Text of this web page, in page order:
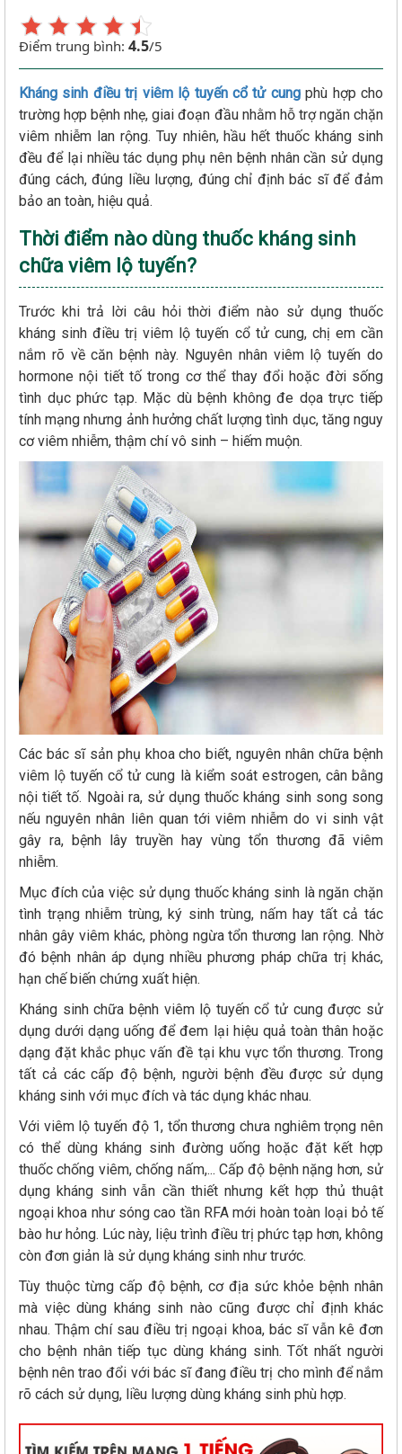
Điểm trung bình: 4.5/5
Kháng sinh điều trị viêm lộ tuyến cổ tử cungphù hợp cho
trường hợp bệnh nhẹ, giai đoạn đầu nhằm hỗ trợ ngăn chặn
viêm nhiễm lan rộng. Tuy nhiên, hầu hết thuốc kháng sinh
đều để lại nhiều tác dụng phụ nên bệnh nhân cần sử dụng
đúng cách, đúng liều lượng, đúng chỉ định bác sĩ để đảm
bảo an toàn, hiệu quả.
Thời điểm nào dùng thuốc kháng sinh
chữa viêm lộ tuyến?
Trước khi trả lời câu hỏi thời điểm nào sử dụng thuốc
kháng sinh điều trị viêm lộ tuyến cổ tử cung, chị em cần
nắm rõ về căn bệnh này. Nguyên nhân viêm lộ tuyến do
hormone nội tiết tố trong cơ thể thay đổi hoặc đời sống
tình dục phức tạp. Mặc dù bệnh không đe dọa trực tiếp
tính mạng nhưng ảnh hưởng chất lượng tình dục, tăng nguy
cơ viêm nhiễm, thậm chí vô sinh – hiếm muộn.
Các bác sĩ sản phụ khoa cho biết, nguyên nhân chữa bệnh
viêm lộ tuyến cổ tử cung là kiểm soát estrogen, cân bằng
nội tiết tố. Ngoài ra, sử dụng thuốc kháng sinh song song
nếu nguyên nhân liên quan tới viêm nhiễm do vi sinh vật
gây ra, bệnh lây truyền hay vùng tổn thương đã viêm
nhiễm.
Mục đích của việc sử dụng thuốc kháng sinh là ngăn chặn
tình trạng nhiễm trùng, ký sinh trùng, nấm hay tất cả tác
nhân gây viêm khác, phòng ngừa tổn thương lan rộng. Nhờ
đó bệnh nhân áp dụng nhiều phương pháp chữa trị khác,
hạn chế biến chứng xuất hiện.
Kháng sinh chữa bệnh viêm lộ tuyến cổ tử cung được sử
dụng dưới dạng uống để đem lại hiệu quả toàn thân hoặc
dạng đặt khắc phục vấn đề tại khu vực tổn thương. Trong
tất cả các cấp độ bệnh, người bệnh đều được sử dụng
kháng sinh với mục đích và tác dụng khác nhau.
Với viêm lộ tuyến độ 1, tổn thương chưa nghiêm trọng nên
có thể dùng kháng sinh đường uống hoặc đặt kết hợp
thuốc chống viêm, chống nấm,... Cấp độ bệnh nặng hơn, sử
dụng kháng sinh vẫn cần thiết nhưng kết hợp thủ thuật
ngoại khoa như sóng cao tần RFA mới hoàn toàn loại bỏ tế
bào hư hỏng. Lúc này, liệu trình điều trị phức tạp hơn, không
còn đơn giản là sử dụng kháng sinh như trước.
Tùy thuộc từng cấp độ bệnh, cơ địa sức khỏe bệnh nhân
mà việc dùng kháng sinh nào cũng được chỉ định khác
nhau. Thậm chí sau điều trị ngoại khoa, bác sĩ vẫn kê đơn
cho bệnh nhân tiếp tục dùng kháng sinh. Tốt nhất người
bệnh nên trao đổi với bác sĩ đang điều trị cho mình để nắm
rõ cách sử dụng, liều lượng dùng kháng sinh phù hợp.